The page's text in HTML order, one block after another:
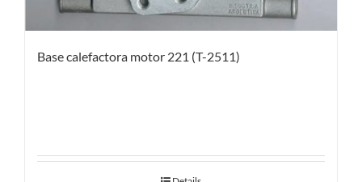
Base calefactora motor 221 (T-2511)